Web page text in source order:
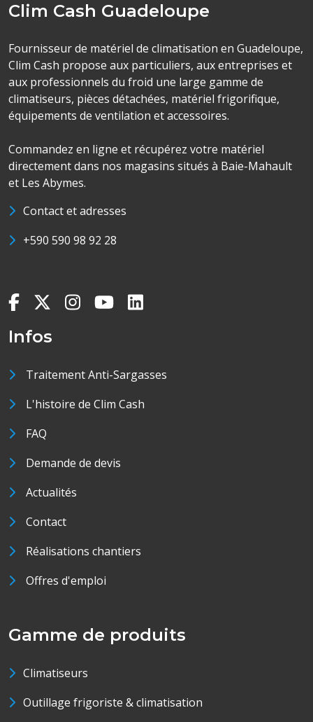
Clim Cash Guadeloupe
Fournisseur de matériel de climatisation en Guadeloupe,
Clim Cash propose aux particuliers, aux entreprises et
aux professionnels du froid une large gamme de
climatiseurs, pièces détachées, matériel frigorifique,
équipements de ventilation et accessoires.
Commandez en ligne et récupérez votre matériel
directement dans nos magasins situés à Baie-Mahault
et Les Abymes.
Contact et adresses
+590 590 98 92 28
Infos
Traitement Anti-Sargasses
L'histoire de Clim Cash
FAQ
Demande de devis
Actualités
Contact
Réalisations chantiers
Offres d'emploi
Gamme de produits
Climatiseurs
Outillage frigoriste & climatisation